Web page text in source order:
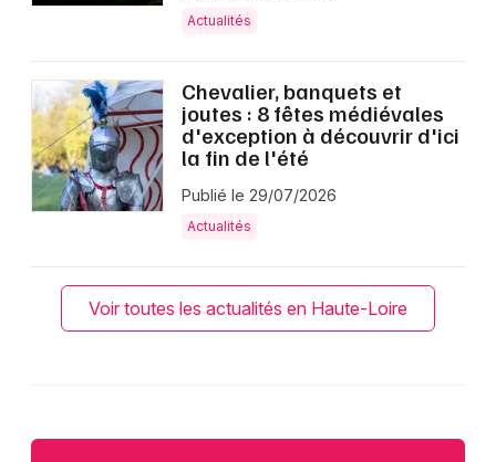
Actualités
Chevalier, banquets et
joutes : 8 fêtes médiévales
d'exception à découvrir d'ici
la fin de l'été
Publié le 29/07/2026
Actualités
Voir toutes les actualités en Haute-Loire